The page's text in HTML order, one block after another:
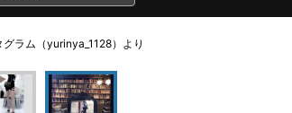
ラム（yurinya_1128）より